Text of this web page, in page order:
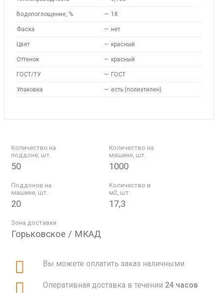
Водопоглощение, % — 18
Фаска — нет
Цвет — красный
Оттенок — красный
ГОСТ/ТУ — ГОСТ
Упаковка — есть (полиэтилен)
Количество на
поддоне, шт.
50
Количество на
машине, шт.
1000
Поддонов на
машине, шт.
20
Количество в
м2, шт.
17,3
Зона доставки
Горьковское / МКАД
Вы можете оплатить заказ наличными
Оперативная доставка в течении 24 часов